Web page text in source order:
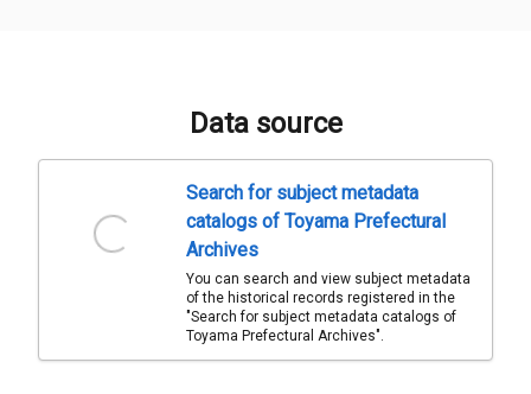
Data source
Search for subject metadata
catalogs of Toyama Prefectural
Archives
You can search and view subject metadata
of the historical records registered in the
"Search for subject metadata catalogs of
Toyama Prefectural Archives".